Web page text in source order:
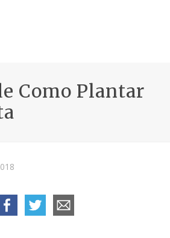
Como Plantar